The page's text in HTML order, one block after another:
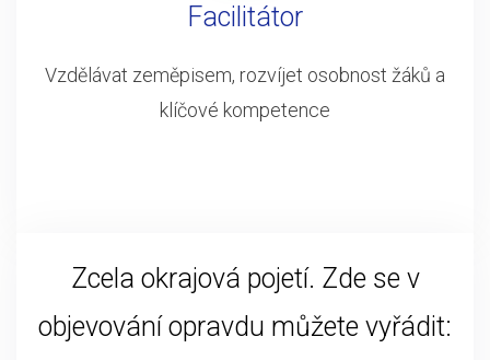
Facilitátor
Vzdělávat zeměpisem, rozvíjet osobnost žáků a
klíčové kompetence
Zcela okrajová pojetí. Zde se v
objevování opravdu můžete vyřádit: